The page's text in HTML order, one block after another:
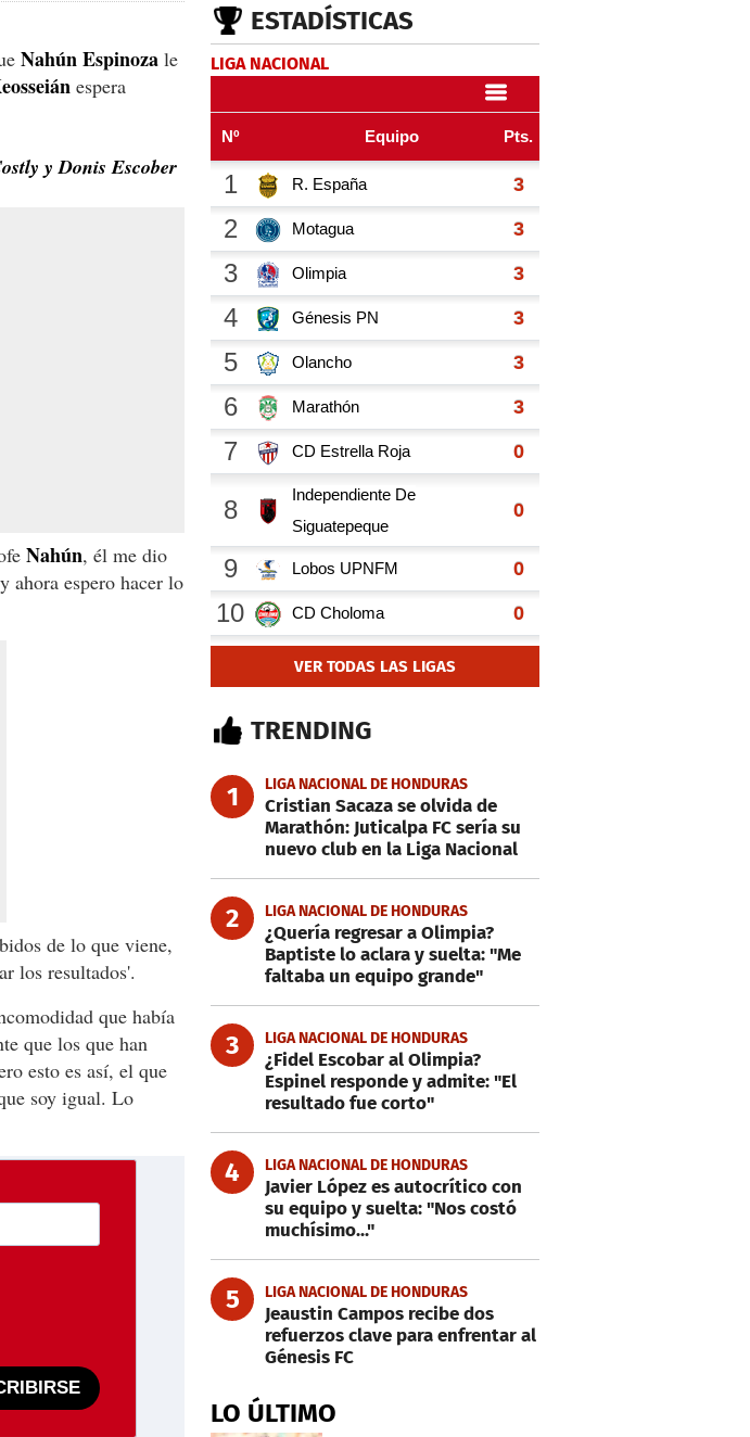
NahúnEspinoza le
espera
y Donis Escober
Nahún, él me dio
ahora espero hacer lo
de lo que viene,
los resultados'.
que había
que los que han
esto es así, el que
soy igual. Lo
ESTADÍSTICAS
LIGA NACIONAL
VER TODAS LAS LIGAS
TRENDING
1 LIGA NACIONAL DE HONDURAS
Cristian Sacaza se olvida de
Marathón: Juticalpa FC sería su
nuevo club en la Liga Nacional
2 LIGA NACIONAL DE HONDURAS
¿Quería regresar a Olimpia?
Baptiste lo aclara y suelta: "Me
faltaba un equipo grande"
3 LIGA NACIONAL DE HONDURAS
¿Fidel Escobar al Olimpia?
Espinel responde y admite: "El
resultado fue corto"
4 LIGA NACIONAL DE HONDURAS
Javier López es autocrítico con
su equipo y suelta: "Nos costó
muchísimo..."
5 LIGA NACIONAL DE HONDURAS
Jeaustin Campos recibe dos
refuerzos clave para enfrentar al
Génesis FC
LO ÚLTIMO